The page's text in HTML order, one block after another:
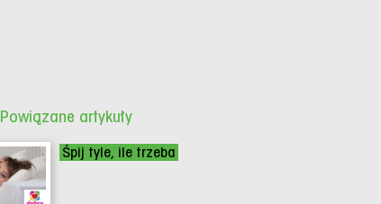
Powiązane artykuły
Śpij tyle, ile trzeba